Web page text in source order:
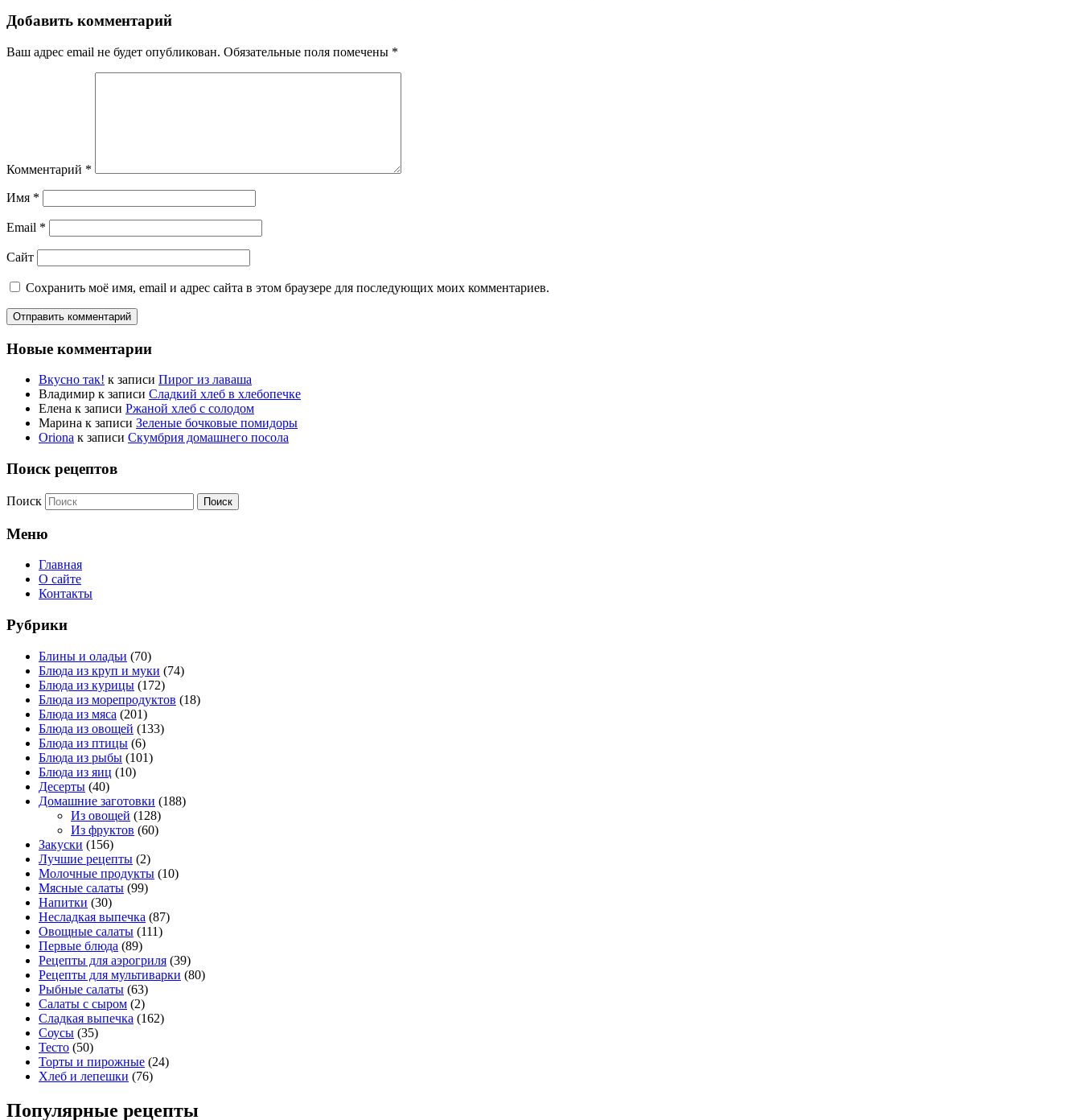
Добавить комментарий
Ваш адрес email не будет опубликован. Обязательные поля помечены *
Комментарий *
Имя *
Email *
Сайт
Сохранить моё имя, email и адрес сайта в этом браузере для последующих моих комментариев.
Новые комментарии
Вкусно так! к записи Пирог из лаваша
Владимир к записи Сладкий хлеб в хлебопечке
Елена к записи Ржаной хлеб с солодом
Марина к записи Зеленые бочковые помидоры
Oriona к записи Скумбрия домашнего посола
Поиск рецептов
Поиск
Меню
Главная
О сайте
Контакты
Рубрики
Блины и оладьи (70)
Блюда из круп и муки (74)
Блюда из курицы (172)
Блюда из морепродуктов (18)
Блюда из мяса (201)
Блюда из овощей (133)
Блюда из птицы (6)
Блюда из рыбы (101)
Блюда из яиц (10)
Десерты (40)
Домашние заготовки (188)
Из овощей (128)
Из фруктов (60)
Закуски (156)
Лучшие рецепты (2)
Молочные продукты (10)
Мясные салаты (99)
Напитки (30)
Несладкая выпечка (87)
Овощные салаты (111)
Первые блюда (89)
Рецепты для аэрогриля (39)
Рецепты для мультиварки (80)
Рыбные салаты (63)
Салаты с сыром (2)
Сладкая выпечка (162)
Соусы (35)
Тесто (50)
Торты и пирожные (24)
Хлеб и лепешки (76)
Популярные рецепты